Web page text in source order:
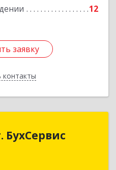
12
заявку
контакты
заявку
БухСервис
БухСервис